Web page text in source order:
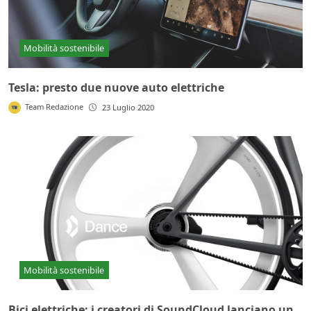
Mobilità sostenibile
Tesla: presto due nuove auto elettriche
Team Redazione 23 Luglio 2020
Mobilità sostenibile